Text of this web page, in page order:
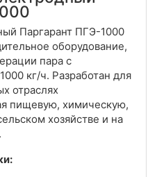
Паргарант ПГЭ-1000
оборудование,
пара с
кг/ч. Разработан для
отраслях
пищевую, химическую,
хозяйстве и на